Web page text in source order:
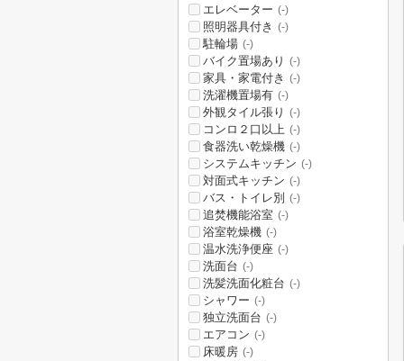
エレベーター (-)
照明器具付き (-)
駐輪場 (-)
バイク置場あり (-)
家具・家電付き (-)
洗濯機置場有 (-)
外観タイル張り (-)
コンロ２口以上 (-)
食器洗い乾燥機 (-)
システムキッチン (-)
対面式キッチン (-)
バス・トイレ別 (-)
追焚機能浴室 (-)
浴室乾燥機 (-)
温水洗浄便座 (-)
洗面台 (-)
洗髪洗面化粧台 (-)
シャワー (-)
独立洗面台 (-)
エアコン (-)
床暖房 (-)